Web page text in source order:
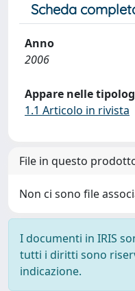
Scheda
Anno
2006
Appare nelle
1.1 Articolo in rivista
File in questo
Non ci sono file
I documenti in IRIS
tutti i diritti sono
indicazione.